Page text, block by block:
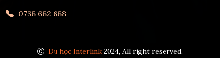
0768 682 688
Du học Interlink 2024, All right reserved.